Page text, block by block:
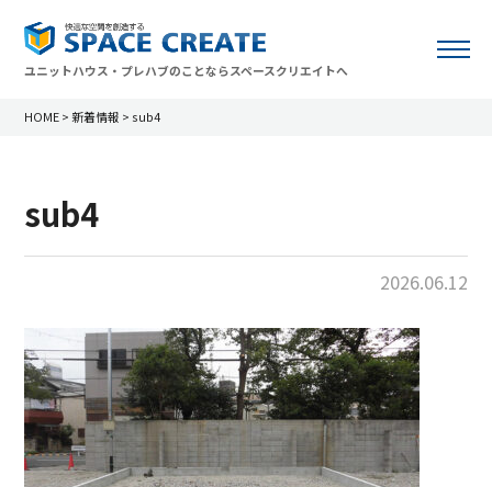
ユニットハウス・プレハブのことならスペースクリエイトへ
HOME > 新着情報 > sub4
sub4
2026.06.12